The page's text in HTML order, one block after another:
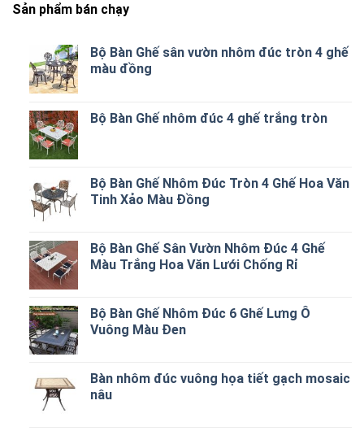
Sản phẩm bán chạy
Bộ Bàn Ghế sân vườn nhôm đúc tròn 4 ghế
màu đồng
Bộ Bàn Ghế nhôm đúc 4 ghế trắng tròn
Bộ Bàn Ghế Nhôm Đúc Tròn 4 Ghế Hoa Văn
Tinh Xảo Màu Đồng
Bộ Bàn Ghế Sân Vườn Nhôm Đúc 4 Ghế
Màu Trắng Hoa Văn Lưới Chống Rỉ
Bộ Bàn Ghế Nhôm Đúc 6 Ghế Lưng Ô
Vuông Màu Đen
Bàn nhôm đúc vuông họa tiết gạch mosaic
nâu